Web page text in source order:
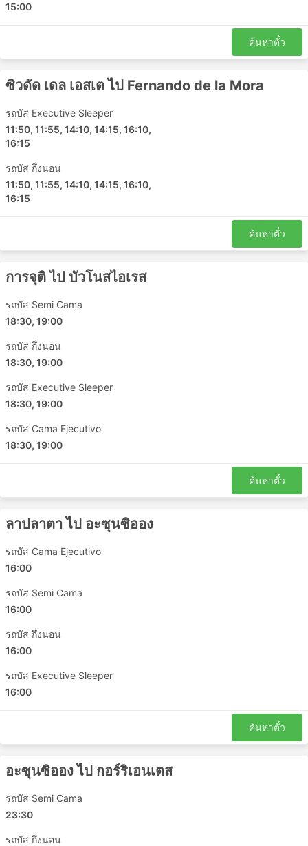
15:00
ค้นหาตั๋ว
ซิวดัด เดล เอสเต ไป Fernando de la Mora
รถบัส Executive Sleeper
11:50, 11:55, 14:10, 14:15, 16:10,
16:15
รถบัส กึ่งนอน
11:50, 11:55, 14:10, 14:15, 16:10,
16:15
ค้นหาตั๋ว
การจุติ ไป บัวโนสไอเรส
รถบัส Semi Cama
18:30, 19:00
รถบัส กึ่งนอน
18:30, 19:00
รถบัส Executive Sleeper
18:30, 19:00
รถบัส Cama Ejecutivo
18:30, 19:00
ค้นหาตั๋ว
ลาปลาตา ไป อะซุนซิออง
รถบัส Cama Ejecutivo
16:00
รถบัส Semi Cama
16:00
รถบัส กึ่งนอน
16:00
รถบัส Executive Sleeper
16:00
ค้นหาตั๋ว
อะซุนซิออง ไป กอร์ริเอนเตส
รถบัส Semi Cama
23:30
รถบัส กึ่งนอน